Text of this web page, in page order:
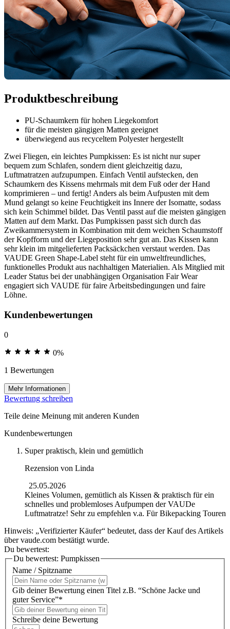
Produktbeschreibung
PU-Schaumkern für hohen Liegekomfort
für die meisten gängigen Matten geeignet
überwiegend aus recyceltem Polyester hergestellt
Zwei Fliegen, ein leichtes Pumpkissen: Es ist nicht nur super
bequem zum Schlafen, sondern dient gleichzeitig dazu,
Luftmatratzen aufzupumpen. Einfach Ventil aufstecken, den
Schaumkern des Kissens mehrmals mit dem Fuß oder der Hand
komprimieren – und fertig! Anders als beim Aufpusten mit dem
Mund gelangt so keine Feuchtigkeit ins Innere der Isomatte, sodass
sich kein Schimmel bildet. Das Ventil passt auf die meisten gängigen
Matten auf dem Markt. Das Pumpkissen passt sich durch das
Zweikammersystem in Kombination mit dem weichen Schaumstoff
der Kopfform und der Liegeposition sehr gut an. Das Kissen kann
sehr klein im mitgelieferten Packsäckchen verstaut werden. Das
VAUDE Green Shape-Label steht für ein umweltfreundliches,
funktionelles Produkt aus nachhaltigen Materialien. Als Mitglied mit
Leader Status bei der unabhängigen Organisation Fair Wear
engagiert sich VAUDE für faire Arbeitsbedingungen und faire
Löhne.
Kundenbewertungen
0
0%
1 Bewertungen
Mehr Informationen
Bewertung schreiben
Teile deine Meinung mit anderen Kunden
Kundenbewertungen
Super praktisch, klein und gemütlich
Rezension von Linda
25.05.2026
Kleines Volumen, gemütlich als Kissen & praktisch für ein
schnelles und problemloses Aufpumpen der VAUDe
Luftmatratze! Sehr zu empfehlen v.a. Für Bikepacking Touren
Hinweis: „Verifizierter Käufer“ bedeutet, dass der Kauf des Artikels
über vaude.com bestätigt wurde.
Du bewertest:
Du bewertest: Pumpkissen
Name / Spitzname
Gib deiner Bewertung einen Titel z.B. “Schöne Jacke und
guter Service”*
Schreibe deine Bewertung